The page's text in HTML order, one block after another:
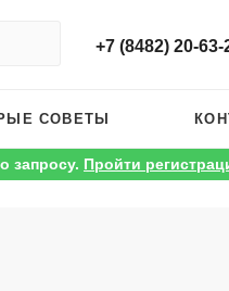
+7 (8482) 20-63-
СОВЕТЫ
запросу. Пройти